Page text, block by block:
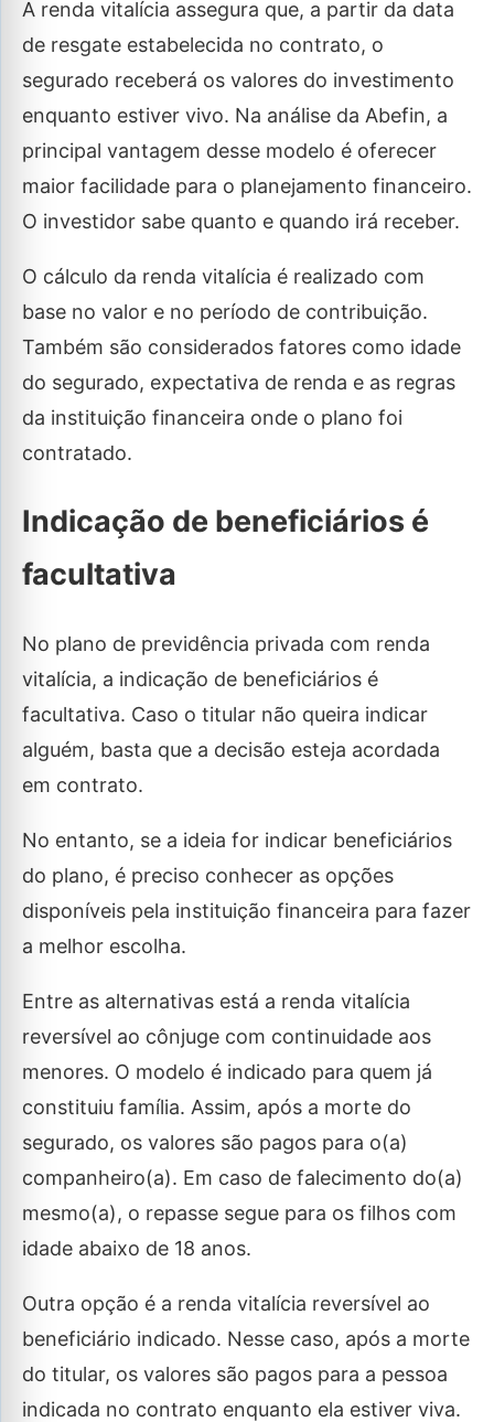
A renda vitalícia assegura que, a partir da data
de resgate estabelecida no contrato, o
segurado receberá os valores do investimento
enquanto estiver vivo. Na análise da Abefin, a
principal vantagem desse modelo é oferecer
maior facilidade para o planejamento financeiro.
O investidor sabe quanto e quando irá receber.
O cálculo da renda vitalícia é realizado com
base no valor e no período de contribuição.
Também são considerados fatores como idade
do segurado, expectativa de renda e as regras
da instituição financeira onde o plano foi
contratado.
Indicação de beneficiários é
facultativa
No plano de previdência privada com renda
vitalícia, a indicação de beneficiários é
facultativa. Caso o titular não queira indicar
alguém, basta que a decisão esteja acordada
em contrato.
No entanto, se a ideia for indicar beneficiários
do plano, é preciso conhecer as opções
disponíveis pela instituição financeira para fazer
a melhor escolha.
Entre as alternativas está a renda vitalícia
reversível ao cônjuge com continuidade aos
menores. O modelo é indicado para quem já
constituiu família. Assim, após a morte do
segurado, os valores são pagos para o(a)
companheiro(a). Em caso de falecimento do(a)
mesmo(a), o repasse segue para os filhos com
idade abaixo de 18 anos.
Outra opção é a renda vitalícia reversível ao
beneficiário indicado. Nesse caso, após a morte
do titular, os valores são pagos para a pessoa
indicada no contrato enquanto ela estiver viva.